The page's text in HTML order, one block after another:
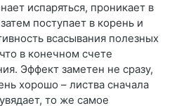
испаряться, проникает в
поступает в корень и
всасывания полезных
в конечном счете
Эффект заметен не сразу,
хорошо – листва сначала
то же самое